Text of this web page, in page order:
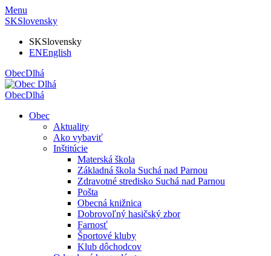
Menu
SKSlovensky
SKSlovensky
ENEnglish
ObecDlhá
ObecDlhá
Obec
Aktuality
Ako vybaviť
Inštitúcie
Materská škola
Základná škola Suchá nad Parnou
Zdravotné stredisko Suchá nad Parnou
Pošta
Obecná knižnica
Dobrovoľný hasičský zbor
Farnosť
Športové kluby
Klub dôchodcov